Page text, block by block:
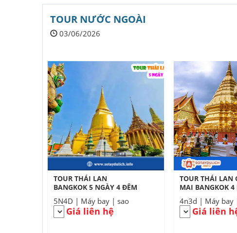
TOUR NƯỚC NGOÀI
03/06/2026
TOUR THÁI LAN
BANGKOK 5 NGÀY 4 ĐÊM
5N4D | Máy bay | sao
Giá liên hệ
TOUR THÁI LAN
MAI BANGKOK 4 NGÀY 3
4n3d | Máy bay
Giá liên